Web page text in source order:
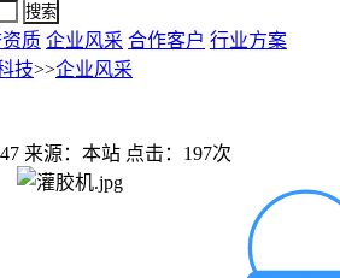
搜索
质 企业风采 合作客户 行业方案
技>>企业风采
来源：本站 点击：197次